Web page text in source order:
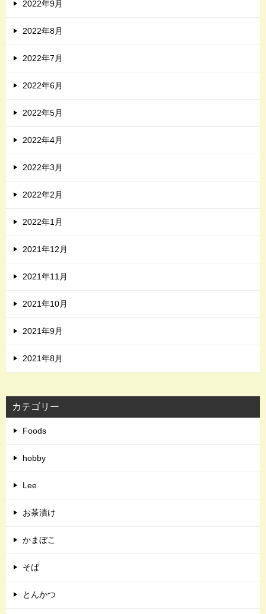
2022年9月
2022年8月
2022年7月
2022年6月
2022年5月
2022年4月
2022年3月
2022年2月
2022年1月
2021年12月
2021年11月
2021年10月
2021年9月
2021年8月
カテゴリー
Foods
hobby
Lee
お茶漬け
かまぼこ
そば
とんかつ